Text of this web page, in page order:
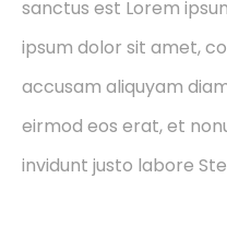
sanctus est Lorem
ipsum dolor sit amet,
accusam aliquyam
eirmod eos erat, et
invidunt justo labore